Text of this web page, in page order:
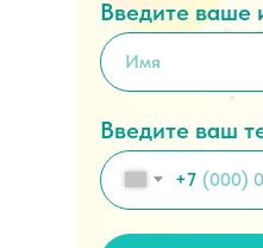
Введите ваше
Введите ваш
+7